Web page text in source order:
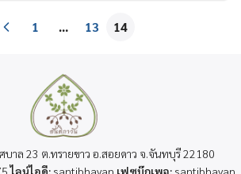
1 … 13 14
าล 23 ต.ทรายขาว อ.สอยดาว จ.จันทบุรี 22180
ไลน์ไอดี: santibhavan เฟซบุ๊กเพจ:santibhavan